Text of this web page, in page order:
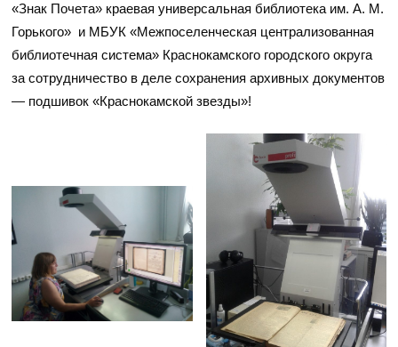
«Знак Почета» краевая универсальная библиотека им. А. М.
Горького» и МБУК «Межпоселенческая централизованная
библиотечная система» Краснокамского городского округа
за сотрудничество в деле сохранения архивных документов
— подшивок «Краснокамской звезды»!